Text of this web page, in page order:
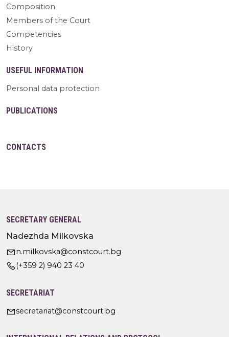
Composition
Members of the Court
Competencies
History
USEFUL INFORMATION
Personal data protection
PUBLICATIONS
CONTACTS
SECRETARY GENERAL
Nadezhda Milkovska
n.milkovska@constcourt.bg
(+359 2) 940 23 40
SECRETARIAT
secretariat@constcourt.bg